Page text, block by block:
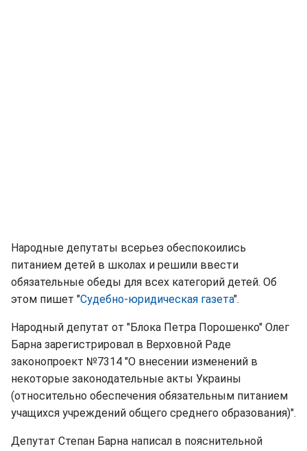
Народные депутаты всерьез обеспокоились
питанием детей в школах и решили ввести
обязательные обеды для всех категорий детей. Об
этом пишет "Судебно-юридическая газета".
Народный депутат от "Блока Петра Порошенко" Олег
Барна зарегистрировал в Верховной Раде
законопроект №7314 "О внесении изменений в
некоторые законодательные акты Украины
(относительно обеспечения обязательным питанием
учащихся учреждений общего среднего образования)".
Депутат Степан Барна написал в пояснительной